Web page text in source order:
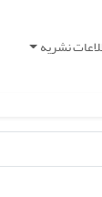
نشریه